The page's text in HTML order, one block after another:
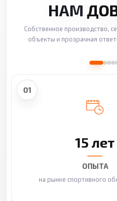
НАМ
Собственное производство,
объекты и прозрачная
01
15 лет
ОПЫТА
на рынке спортивного